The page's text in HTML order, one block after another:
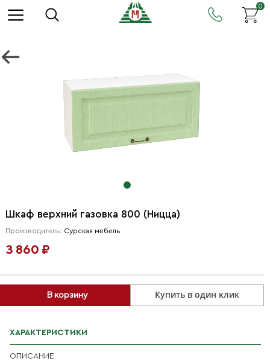
0
Шкаф верхний газовка 800 (Ницца)
Производитель: Сурская мебель
3 860 ₽
В корзину Купить в один клик
ХАРАКТЕРИСТИКИ
ОПИСАНИЕ